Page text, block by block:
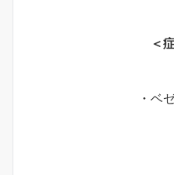
＜
・ベ